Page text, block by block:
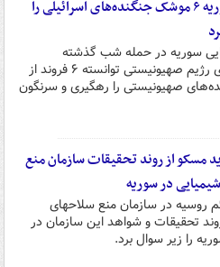
پدافند سوریه ۶ موشک جنگنده‌های اسرائیلی را
سوریه در حمله شب گذشته
جنگنده‌های رژیم صهیونیستی توانسته ۶ فروند از
صهیونیستی را رهگیری و سرنگون
مسکو از روند تحقیقات سازمان منع
در سوریه
روسیه در سازمان منع سلاحهای
تحقیقات و شواهد این سازمان در
را زیر سوال برد.